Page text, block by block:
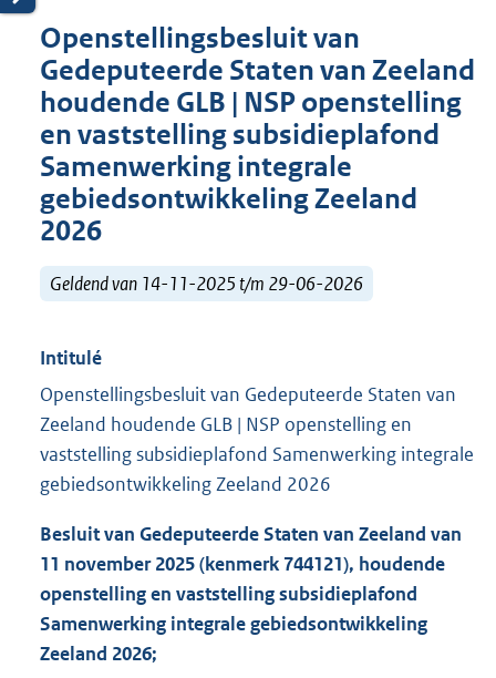
Openstellingsbesluit van
Gedeputeerde Staten van Zeeland
houdende GLB | NSP openstelling
en vaststelling subsidieplafond
Samenwerking integrale
gebiedsontwikkeling Zeeland
2026
Geldend van 14-11-2025 t/m 29-06-2026
Intitulé
Openstellingsbesluit van Gedeputeerde Staten van
Zeeland houdende GLB | NSP openstelling en
vaststelling subsidieplafond Samenwerking integrale
gebiedsontwikkeling Zeeland 2026
Besluit van Gedeputeerde Staten van Zeeland van
11 november 2025 (kenmerk 744121), houdende
openstelling en vaststelling subsidieplafond
Samenwerking integrale gebiedsontwikkeling
Zeeland 2026;